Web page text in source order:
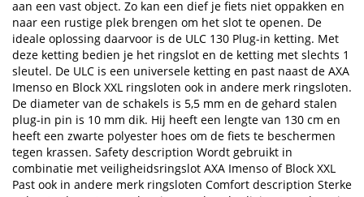
aan een vast object. Zo kan een dief je fiets niet oppakken en
naar een rustige plek brengen om het slot te openen. De
ideale oplossing daarvoor is de ULC 130 Plug-in ketting. Met
deze ketting bedien je het ringslot en de ketting met slechts 1
sleutel. De ULC is een universele ketting en past naast de AXA
Imenso en Block XXL ringsloten ook in andere merk ringsloten.
De diameter van de schakels is 5,5 mm en de gehard stalen
plug-in pin is 10 mm dik. Hij heeft een lengte van 130 cm en
heeft een zwarte polyester hoes om de fiets te beschermen
tegen krassen. Safety description Wordt gebruikt in
combinatie met veiligheidsringslot AXA Imenso of Block XXL
Past ook in andere merk ringsloten Comfort description Sterke